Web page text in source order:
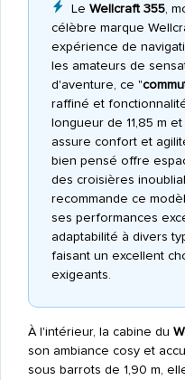
Le Wellcraft 355,
célèbre marque
expérience de
les amateurs de
d'aventure, ce "
raffiné et
longueur de 11,85 m
assure confort et
bien pensé offre
des croisières
recommande ce
ses performances
adaptabilité à divers
faisant un excellent
exigeants.
À l'intérieur, la cabine du
son ambiance cosy et
sous barrots de 1,90 m,